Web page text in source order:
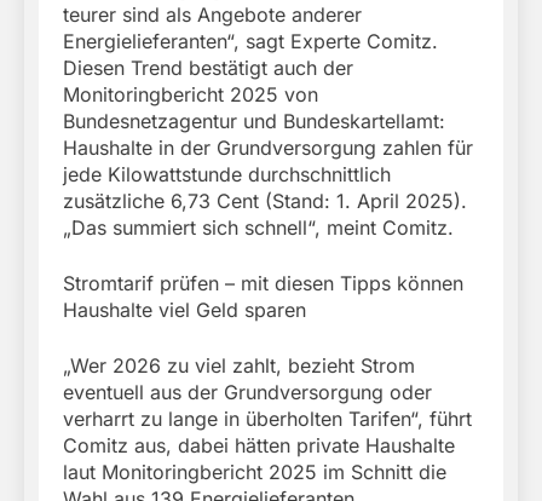
teurer sind als Angebote anderer
Energielieferanten“, sagt Experte Comitz.
Diesen Trend bestätigt auch der
Monitoringbericht 2025 von
Bundesnetzagentur und Bundeskartellamt:
Haushalte in der Grundversorgung zahlen für
jede Kilowattstunde durchschnittlich
zusätzliche 6,73 Cent (Stand: 1. April 2025).
„Das summiert sich schnell“, meint Comitz.
Stromtarif prüfen – mit diesen Tipps können
Haushalte viel Geld sparen
„Wer 2026 zu viel zahlt, bezieht Strom
eventuell aus der Grundversorgung oder
verharrt zu lange in überholten Tarifen“, führt
Comitz aus, dabei hätten private Haushalte
laut Monitoringbericht 2025 im Schnitt die